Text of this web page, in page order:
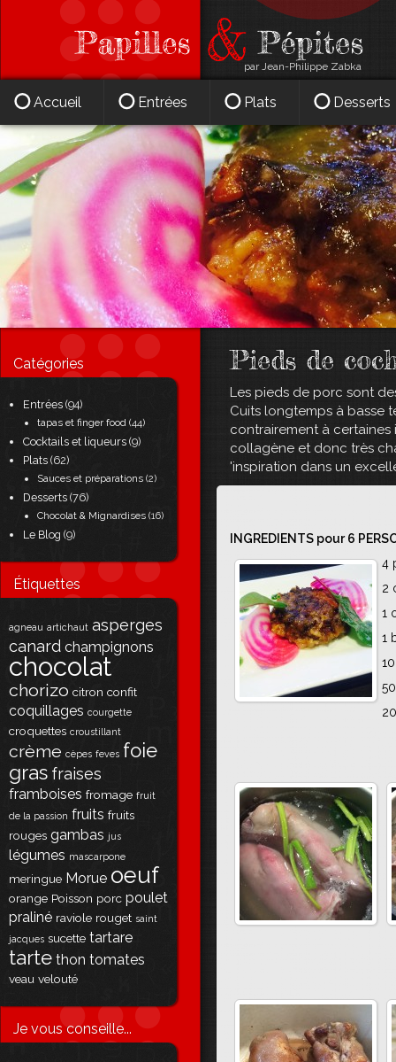
par Jean-Philippe Zabka
Catégories
Entrées (94)
tapas et finger food (44)
Cocktails et liqueurs (9)
Plats (62)
Sauces et préparations (2)
Desserts (76)
Chocolat & Mignardises (16)
Le Blog (9)
Étiquettes
agneau artichaut asperges
canard champignons
chocolat
chorizo citron confit
coquillages courgette
croquettes croustillant
crème cèpes feves foie
gras fraises
framboises fromage fruit
de la passion fruits fruits
rouges gambas jus
légumes mascarpone
meringue Morue oeuf
orange Poisson porc poulet
praliné raviole rouget saint
jacques sucette tartare
tarte thon tomates
veau velouté
Je vous conseille...
Pieds de
Les pieds de porc sont
Cuits longtemps à basse
contrairement à certaines
collagène et donc très
'inspiration dans un
INGREDIENTS pour 6
4
2
1
1
Accueil Entrées Plats Desserts